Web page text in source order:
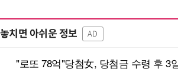
놓치면 아쉬운 정보 AD